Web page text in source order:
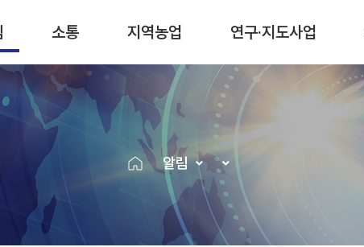
소통 지역농업 연구·지도사업
알림